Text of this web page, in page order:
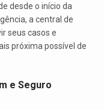
desde o início da
a central de
seus casos e
próxima possível de
e Seguro